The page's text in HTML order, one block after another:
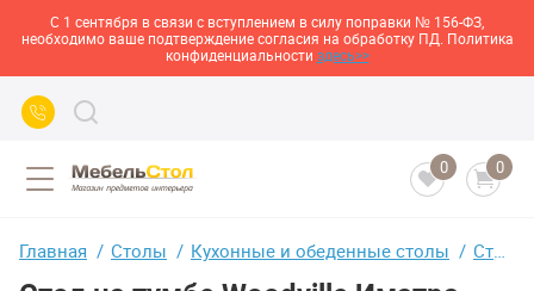
С 1 сентября в связи с вступлением в силу поправки № 156-ФЗ,
необходимо ваше подтверждение согласия на обработку ПД. Политика
конфиденциальности здесь>>
0 0
Главная Столы Кухонные и обеденные столы Стол на тумбе Woodville Иматра